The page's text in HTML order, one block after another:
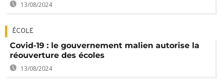
13/08/2024
ÉCOLE
Covid-19 : le gouvernement malien autorise la
réouverture des écoles
13/08/2024